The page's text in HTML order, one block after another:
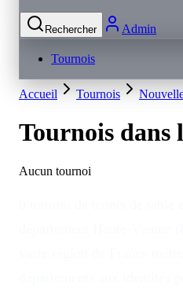
Rechercher Admin
Tournois
Accueil Tournois
Tournois dans
Aucun tournoi